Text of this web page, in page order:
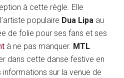
à cette règle. Elle
populaire Dua Lipa au
de folie pour ses fans et ses
à ne pas manquer. MTL
dans cette danse festive en
sur la venue de